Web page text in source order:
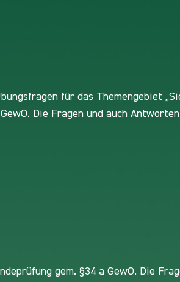
für das Themengebiet
Die Fragen und auch
gem. §34 a GewO. Die